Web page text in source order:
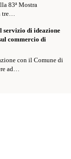
83ª Mostra
servizio di ideazione
commercio di
con il Comune di
ad…